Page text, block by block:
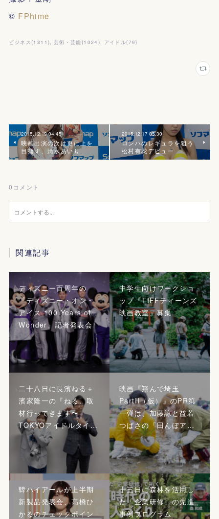
© FPhime
ビジネス (1311 ) 芸術・芸能 (1024 ) アイドル(79)
2015.12.19 04:45
映画出演の次は更に上を
目指す、清水あいり
2015.12.17 05:30
ロンハのレギュラを狙う
松村有花デビュー
0 コメント
関連記事
ディズニー百周年の
『ディズニー・オン・
アイス 100 Years of
Wonder』記者発表会
中学生向けワークショ
ップ『TIFFティーンズ
映画教室』募集
二十八日に長濱ねる＋
濱家隆一の『ねる、取
材行ってきます〜
TOKYOアイドルタイ…
映画『翔んで埼玉
PartII（仮）』のPR第
一弾は、加藤諒と益若
つばさの「田んぼア…
韓ハイアールが上半期
新製品発表会、髙橋ひ
かるのチェックポイン
十三日に森林を活用し
た「企業研修」の先進
事例プログラム